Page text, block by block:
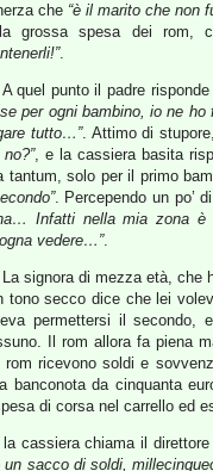
che “è il marito che non
grossa spesa dei rom,
.
A quel punto il padre
per ogni bambino, io ne
tutto…”. Attimo di
, e la cassiera basita
tantum, solo per il primo
. Percependo un po’
Infatti nella mia zona è
vedere…”.
La signora di mezza età, che
tono secco dice che lei
permettersi il
Il rom allora fa piena
ricevono soldi e
banconota da cinquanta
di corsa nel carrello ed
cassiera chiama il
sacco di soldi,